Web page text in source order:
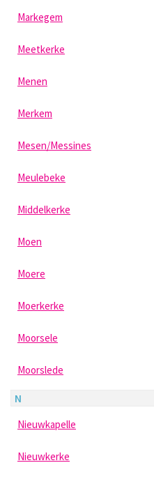
Markegem
Meetkerke
Menen
Merkem
Mesen/Messines
Meulebeke
Middelkerke
Moen
Moere
Moerkerke
Moorsele
Moorslede
N
Nieuwkapelle
Nieuwkerke